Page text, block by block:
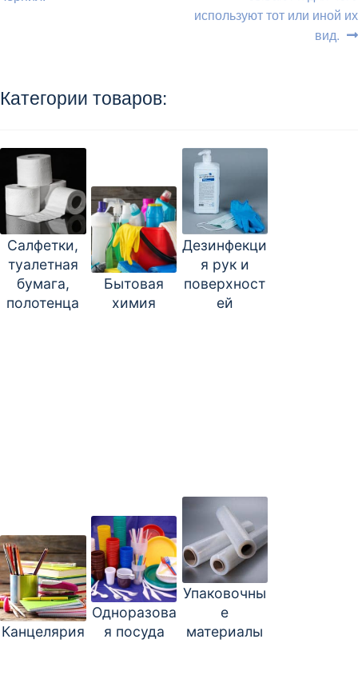
по
используют тот или иной их
вид.
Категории товаров:
Салфетки,
туалетная
бумага,
полотенца
Бытовая
химия
Дезинфекци
я рук и
поверхност
ей
Канцелярия
Одноразова
я посуда
Упаковочны
е
материалы